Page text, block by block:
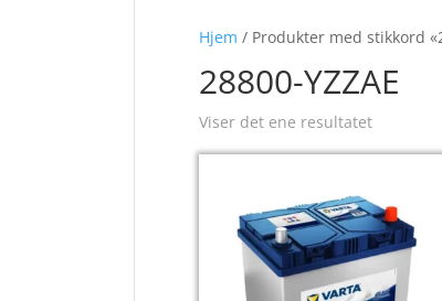
Hjem / Produkter med stikkord
28800-YZZAE
Viser det ene resultatet